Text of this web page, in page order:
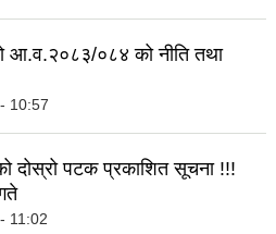
आ.व.२०८३/०८४ को नीति तथा
10:57
दोस्रो पटक प्रकाशित सूचना !!!
11:02